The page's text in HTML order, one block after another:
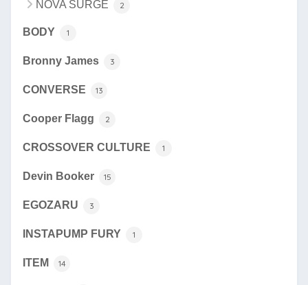
NOVA SURGE 2
BODY 1
Bronny James 3
CONVERSE 13
Cooper Flagg 2
CROSSOVER CULTURE 1
Devin Booker 15
EGOZARU 3
INSTAPUMP FURY 1
ITEM 14